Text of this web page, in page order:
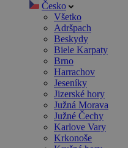
Česko
Všetko
Adršpach
Beskydy
Biele Karpaty
Brno
Harrachov
Jeseníky
Jizerské hory
Južná Morava
Južné Čechy
Karlove Vary
Krkonoše